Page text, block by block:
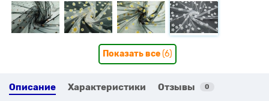
Показать все(6)
Описание Характеристики Отзывы 0